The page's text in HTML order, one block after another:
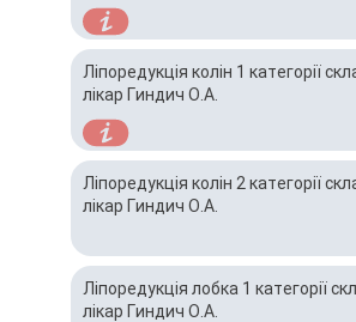
Ліпоредукція колін 1 категорії
лікар Гиндич О.А.
Ліпоредукція колін 2 категорії
лікар Гиндич О.А.
Ліпоредукція лобка 1 категорії
лікар Гиндич О.А.